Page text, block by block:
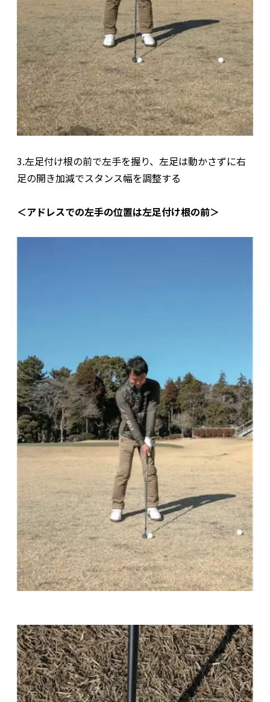
3.左足付け根の前で左手を握り、左足は動かさずに右
足の開き加減でスタンス幅を調整する
＜アドレスでの左手の位置は左足付け根の前＞